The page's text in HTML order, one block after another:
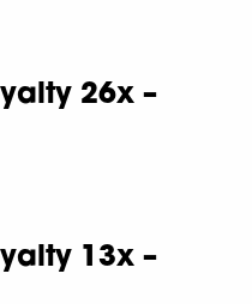
26x –
13x –